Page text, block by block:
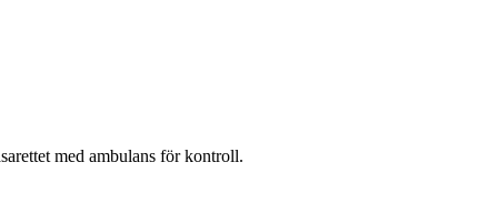
med ambulans för kontroll.